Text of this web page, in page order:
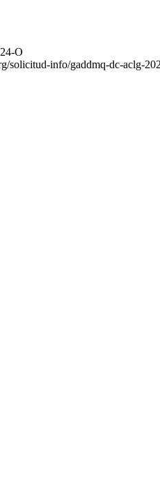
O
solicitud-info/gaddmq-dc-aclg-